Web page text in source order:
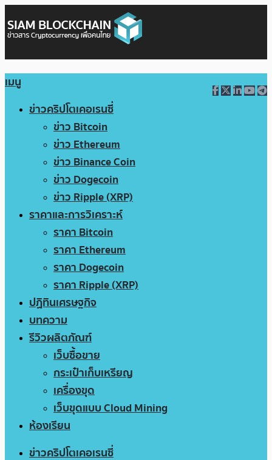
เมนู
ข่าวคริปโตเคอเรนซี่
ข่าว Bitcoin
ข่าว Ethereum
ข่าว Binance Coin
ข่าว Dogecoin
ข่าว Ripple (XRP)
ราคาและการวิเคราะห์
ราคา Bitcoin
ราคา Ethereum
ราคา Dogecoin
ราคา Ripple (XRP)
ปฏิทินเศรษฐกิจ
บทความ
รีวิวผลิตภัณฑ์
เว็บซื้อขาย
กระเป๋าเก็บเหรียญ
เครื่องขุด
เว็บขุดแบบ Cloud Mining
ห้องเรียน
ข่าวคริปโตเคอเรนซี่